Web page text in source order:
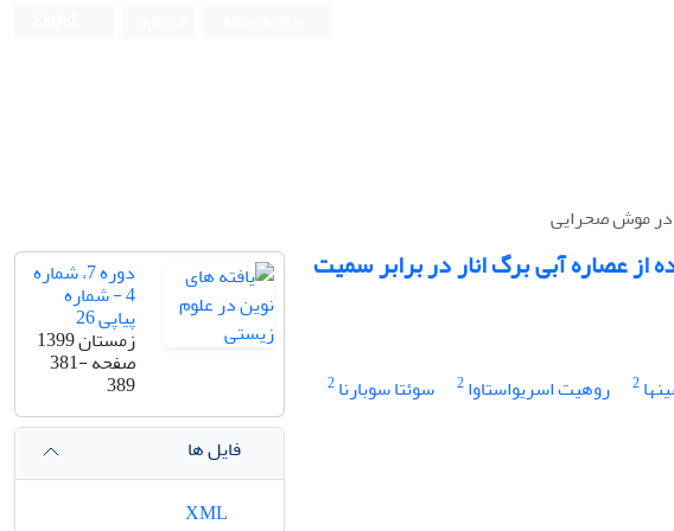
در موش صحرایی
از عصاره آبی برگ انار در برابر سمیت
2 روهیت اسریواستاوا2 سوئتا سوبارنا2
دوره 7، شماره
4 - شماره
پیاپی 26
زمستان 1399
صفحه381-
389
فایل ها